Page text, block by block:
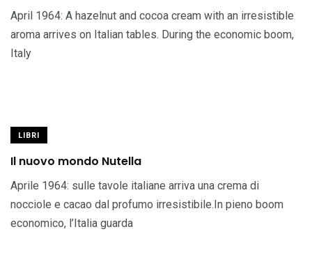
April 1964: A hazelnut and cocoa cream with an irresistible
aroma arrives on Italian tables. During the economic boom,
Italy
LIBRI
Il nuovo mondo Nutella
Aprile 1964: sulle tavole italiane arriva una crema di
nocciole e cacao dal profumo irresistibile.In pieno boom
economico, l’Italia guarda